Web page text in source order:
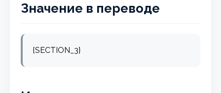
Значение в переводе
{SECTION_3}